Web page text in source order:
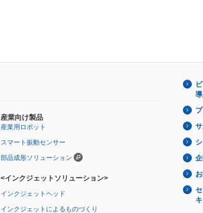
産業向け製品
産業用ロボット
スマート振動センサー
部品成形ソリューション
<インクジェットソリューション>
インクジェットヘッド
インクジェットによるものづくり